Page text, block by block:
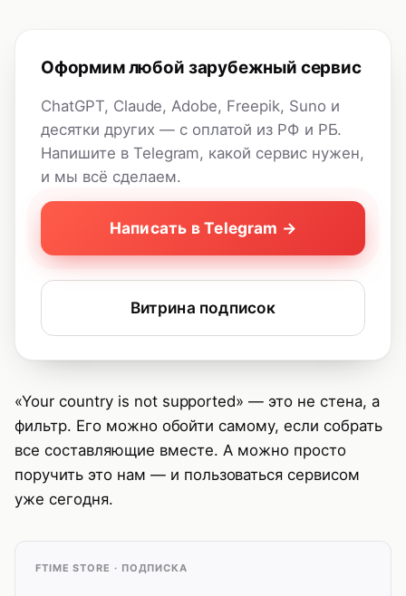
Оформим любой зарубежный сервис
ChatGPT, Claude, Adobe, Freepik, Suno и
десятки других — с оплатой из РФ и РБ.
Напишите в Telegram, какой сервис нужен,
и мы всё сделаем.
Написать в Telegram →
Витрина подписок
«Your country is not supported» — это не стена, а
фильтр. Его можно обойти самому, если собрать
все составляющие вместе. А можно просто
поручить это нам — и пользоваться сервисом
уже сегодня.
FTIME STORE · ПОДПИСКА